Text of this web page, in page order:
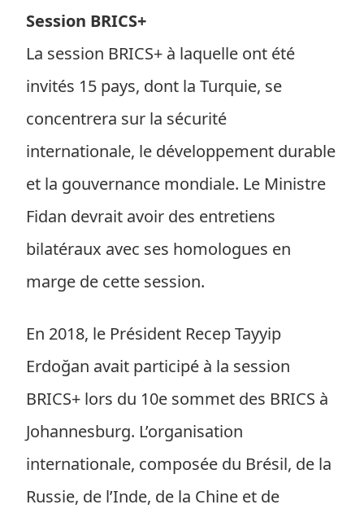
Session BRICS+
La session BRICS+ à laquelle ont été
invités 15 pays, dont la Turquie, se
concentrera sur la sécurité
internationale, le développement durable
et la gouvernance mondiale. Le Ministre
Fidan devrait avoir des entretiens
bilatéraux avec ses homologues en
marge de cette session.
En 2018, le Président Recep Tayyip
Erdoğan avait participé à la session
BRICS+ lors du 10e sommet des BRICS à
Johannesburg. L’organisation
internationale, composée du Brésil, de la
Russie, de l’Inde, de la Chine et de